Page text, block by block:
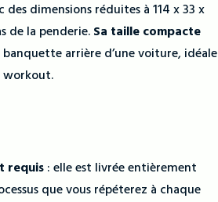
des dimensions réduites à 114 x 33 x
de la penderie. Sa taille compacte
arrière d’une voiture, idéale
workout.
requis : elle est livrée entièrement
que vous répéterez à chaque